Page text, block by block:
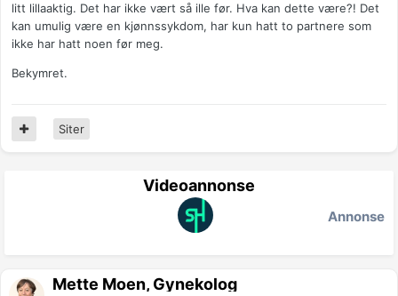
litt lillaaktig. Det har ikke vært så ille før. Hva kan dette være?! Det
kan umulig være en kjønnssykdom, har kun hatt to partnere som
ikke har hatt noen før meg.
Bekymret.
Siter
Videoannonse
Annonse
Mette Moen, Gynekolog